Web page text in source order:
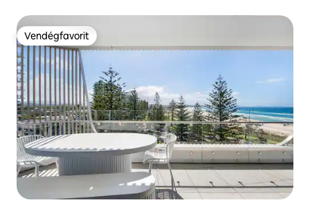
Vendégfavorit
Vendégfavorit